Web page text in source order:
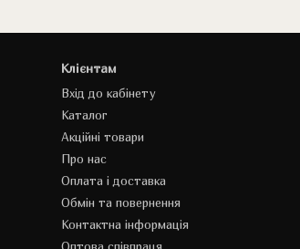
Клієнтам
Вхід до кабінету
Каталог
Акційні товари
Про нас
Оплата і доставка
Обмін та повернення
Контактна інформація